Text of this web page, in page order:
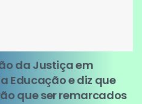
da Justiça em
Educação e diz que
que ser remarcados